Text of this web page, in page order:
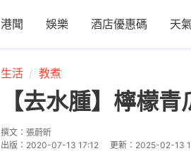
港聞 娛樂 酒店優惠碼 天
生活 教煮
【去水腫】檸檬
撰文： 張蔚昕
出版： 2020-07-13 17:12 更新： 2025-02-13